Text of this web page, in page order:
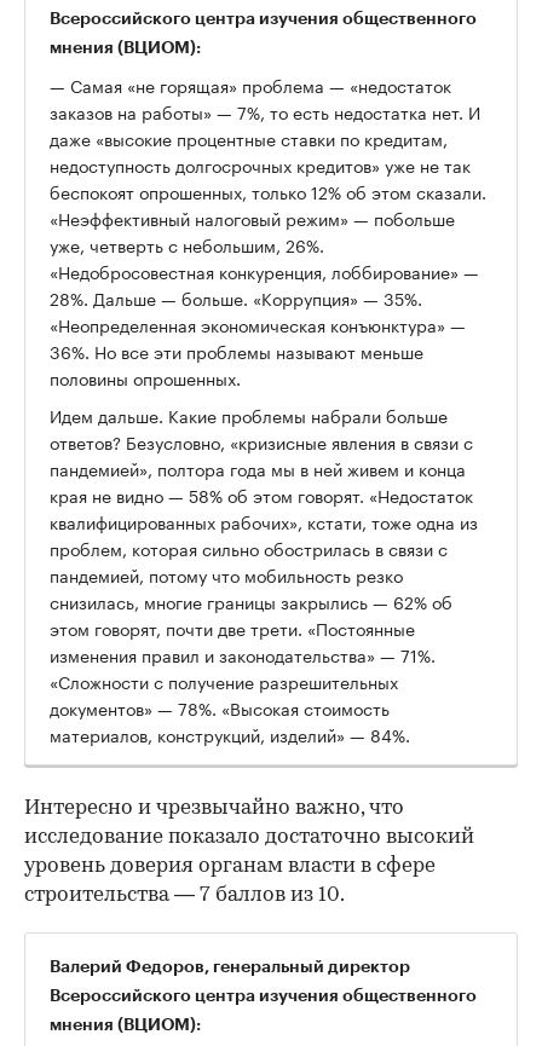
00:00 00:00
Всероссийского центра изучения общественного
мнения (ВЦИОМ):
— Самая «не горящая» проблема — «недостаток
заказов на работы» — 7%, то есть недостатка нет. И
даже «высокие процентные ставки по кредитам,
недоступность долгосрочных кредитов» уже не так
беспокоят опрошенных, только 12% об этом сказали.
«Неэффективный налоговый режим» — побольше
уже, четверть с небольшим, 26%.
«Недобросовестная конкуренция, лоббирование» —
28%. Дальше — больше. «Коррупция» — 35%.
«Неопределенная экономическая конъюнктура» —
36%. Но все эти проблемы называют меньше
половины опрошенных.
Идем дальше. Какие проблемы набрали больше
ответов? Безусловно, «кризисные явления в связи с
пандемией», полтора года мы в ней живем и конца
края не видно — 58% об этом говорят. «Недостаток
квалифицированных рабочих», кстати, тоже одна из
проблем, которая сильно обострилась в связи с
пандемией, потому что мобильность резко
снизилась, многие границы закрылись — 62% об
этом говорят, почти две трети. «Постоянные
изменения правил и законодательства» — 71%.
«Сложности с получение разрешительных
документов» — 78%. «Высокая стоимость
материалов, конструкций, изделий» — 84%.
Интересно и чрезвычайно важно, что
исследование показало достаточно высокий
уровень доверия органам власти в сфере
строительства — 7 баллов из 10.
Валерий Федоров, генеральный директор
Всероссийского центра изучения общественного
мнения (ВЦИОМ):